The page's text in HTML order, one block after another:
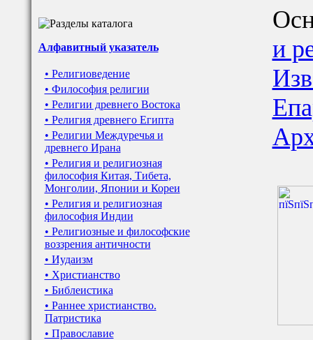
Алфавитный указатель
• Религиоведение
• Философия религии
• Религии древнего Востока
• Религия древнего Египта
• Религии Междуречья и
древнего Ирана
• Религия и религиозная
философия Китая, Тибета,
Монголии, Японии и Кореи
• Религия и религиозная
философия Индии
• Религиозные и философские
воззрения античности
• Иудаизм
• Христианство
• Библеистика
• Раннее христианство.
Патристика
• Православие
и